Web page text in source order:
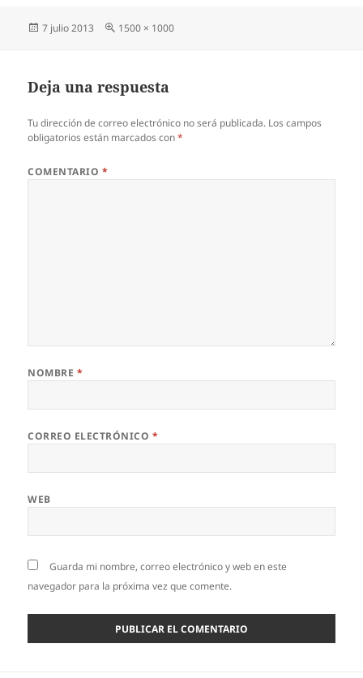
Publicado
7 julio 2013
Tamaño
1500 × 1000
Deja una respuesta
Tu dirección de correo electrónico no será publicada. Los campos
obligatorios están marcados con*
COMENTARIO *
NOMBRE *
CORREO ELECTRÓNICO *
WEB
Guarda mi nombre, correo electrónico y web en este
navegador para la próxima vez que comente.